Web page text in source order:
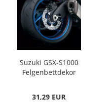
Suzuki GSX-S1000
Felgenbettdekor
31,29 EUR